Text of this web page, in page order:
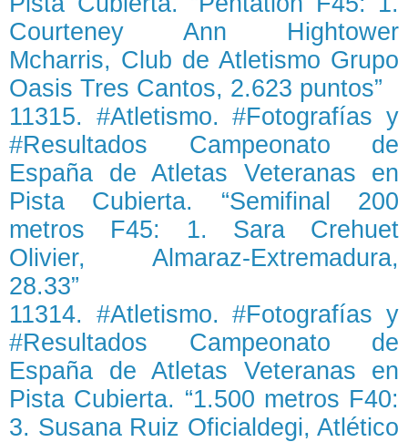
Courteney Ann Hightower
Mcharris, Club de Atletismo Grupo
Oasis Tres Cantos, 2.623 puntos”
11315. #Atletismo. #Fotografías y
#Resultados Campeonato de
España de Atletas Veteranas en
Pista Cubierta. “Semifinal 200
metros F45: 1. Sara Crehuet
Olivier, Almaraz-Extremadura,
28.33”
11314. #Atletismo. #Fotografías y
#Resultados Campeonato de
España de Atletas Veteranas en
Pista Cubierta. “1.500 metros F40:
3. Susana Ruiz Oficialdegi, Atlético